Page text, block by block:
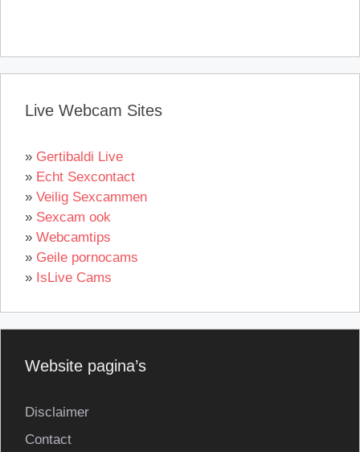
Live Webcam Sites
» Gertibaldi Live
» Echt Sexcontact
» Veilig Sexcammen
» Sexcam ook
» Webcamtips
» Geile pornocams
» IsLive Cams
Website pagina’s
Disclaimer
Contact